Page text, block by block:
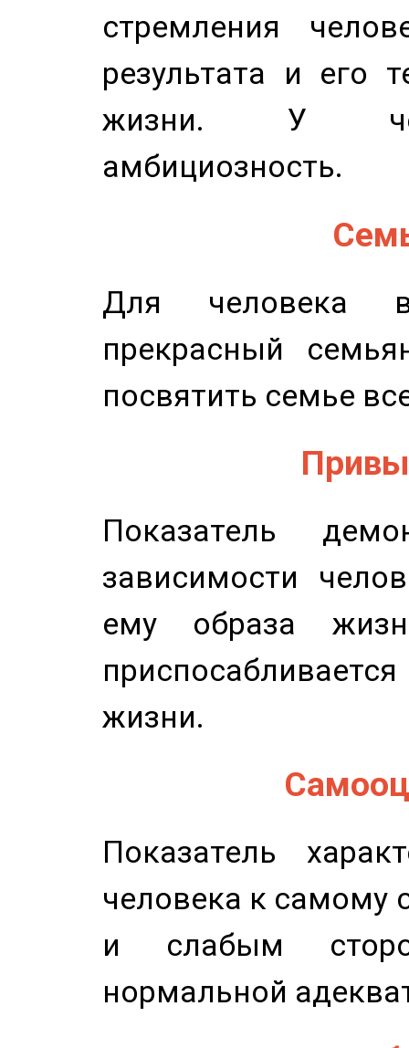
стремления
результата и его
жизни. У
амбициозность.
Для человека
прекрасный
посвятить семье
Показатель
зависимости
ему образа
жизни.
Показатель
человека к самому
и слабым
нормальной